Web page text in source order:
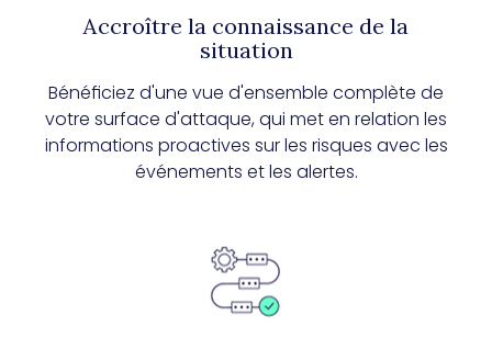
Accroître la connaissance de la
situation
Bénéficiez d'une vue d'ensemble complète de
votre surface d'attaque, qui met en relation les
informations proactives sur les risques avec les
événements et les alertes.